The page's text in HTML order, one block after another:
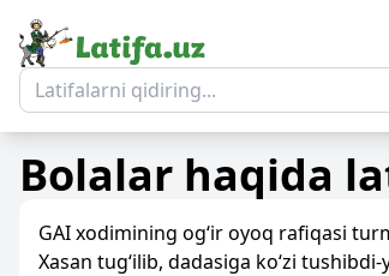
Bolalar haqida
GAI xodimining og‘ir oyoq rafiqasi
Xasan tug‘ilib, dadasiga ko‘zi